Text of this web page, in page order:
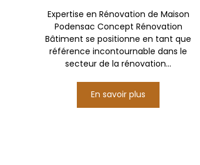
Expertise en Rénovation de Maison
Podensac Concept Rénovation
Bâtiment se positionne en tant que
référence incontournable dans le
secteur de la rénovation...
En savoir plus